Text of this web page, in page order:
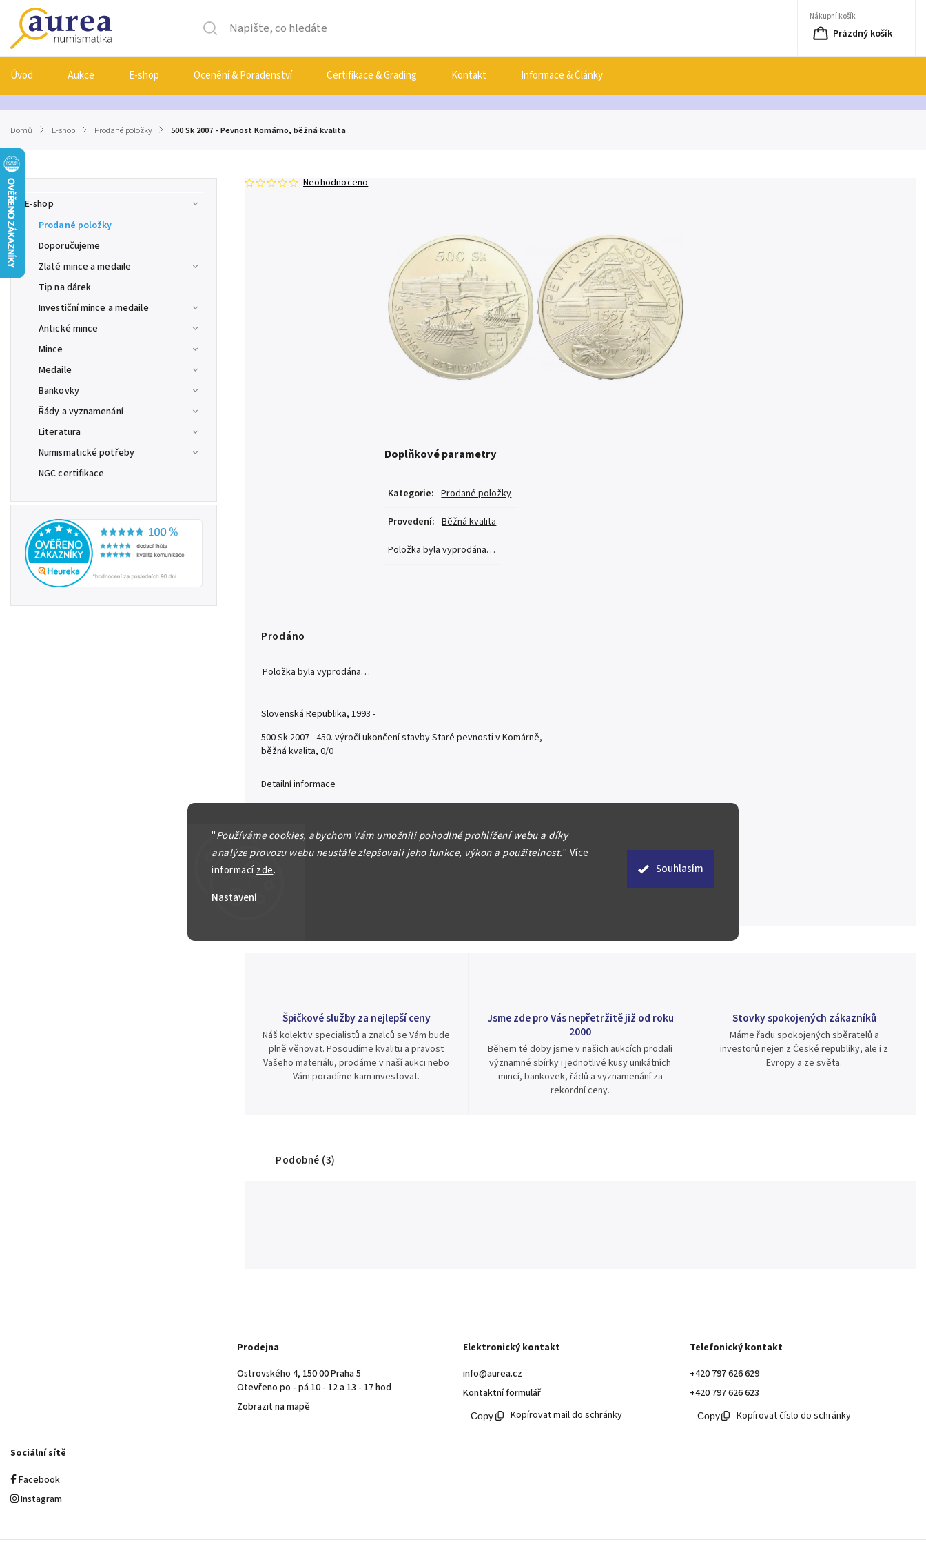
"Používáme cookies, abychom Vám umožnili pohodlné prohlížení webu a díky
analýze provozu webu neustále zlepšovali jeho funkce, výkon a použitelnost." Více
informacízde.
Nastavení
Souhlasím
Nákupní košík
Prázdný košík
Úvod Aukce E-shop Ocenění & Poradenství Certifikace & Grading Kontakt Informace & Články
Domů / E-shop / Prodané položky / 500 Sk 2007 - Pevnost Komárno, běžná kvalita
E-shop
Prodané položky
Doporučujeme
Zlaté mince a medaile
Tip na dárek
Investiční mince a medaile
Antické mince
Mince
Medaile
Bankovky
Řády a vyznamenání
Literatura
Numismatické potřeby
NGC certifikace
Neohodnoceno
Doplňkové parametry
Kategorie: Prodané položky
Provedení: Běžná kvalita
Položka byla vyprodána…
Prodáno
Položka byla vyprodána…
Slovenská Republika, 1993 -
500 Sk 2007 - 450. výročí ukončení stavby Staré pevnosti v Komárně,
běžná kvalita, 0/0
Detailní informace
Zeptat se Hlídat Sdílet
Špičkové služby za nejlepší ceny
Náš kolektiv specialistů a znalců se Vám bude
plně věnovat. Posoudíme kvalitu a pravost
Vašeho materiálu, prodáme v naší aukci nebo
Vám poradíme kam investovat.
Jsme zde pro Vás nepřetržitě již od roku
2000
Během té doby jsme v našich aukcích prodali
významné sbírky i jednotlivé kusy unikátních
mincí, bankovek, řádů a vyznamenání za
rekordní ceny.
Stovky spokojených zákazníků
Máme řadu spokojených sběratelů a
investorů nejen z České republiky, ale i z
Evropy a ze světa.
Podobné (3)
Prodejna
Ostrovského 4, 150 00 Praha 5
Otevřeno po - pá 10 - 12 a 13 - 17 hod
Zobrazit na mapě
Elektronický kontakt
info@aurea.cz
Kontaktní formulář
Kopírovat mail do schránky
Telefonický kontakt
+420 797 626 629
+420 797 626 623
Kopírovat číslo do schránky
Sociální sítě
Facebook
Instagram